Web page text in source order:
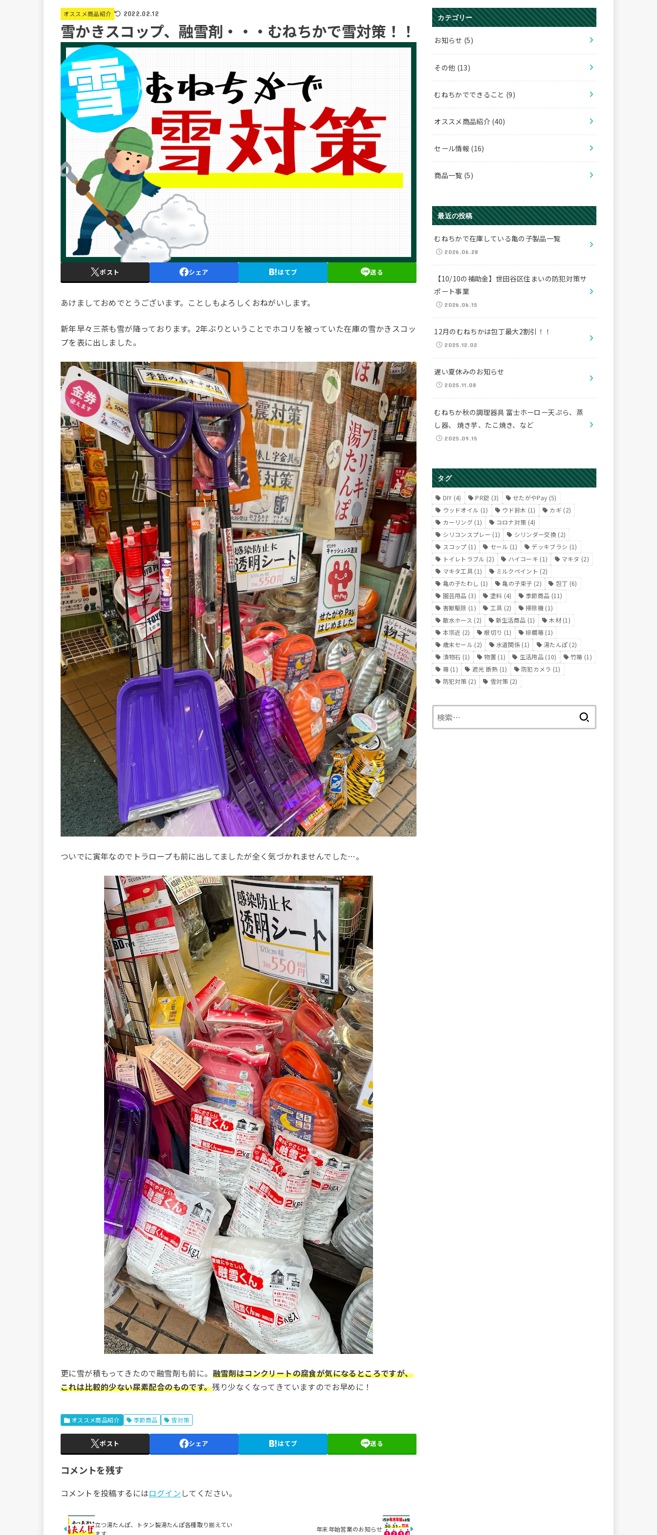
オススメ商品紹介 2022.02.12
雪かきスコップ、融雪剤・・・むねちかで雪対策！！
ポスト シェア はてブ 送る
あけましておめでとうございます。ことしもよろしくおねがいします。
新年早々三茶も雪が降っております。2年ぶりということでホコリを被っていた在庫の雪かきスコッ
プを表に出しました。
ついでに寅年なのでトラロープも前に出してましたが全く気づかれませんでした…。
更に雪が積もってきたので融雪剤も前に。 融雪剤はコンクリートの腐食が気になるところですが、
これは比較的少ない尿素配合のものです。残り少なくなってきていますのでお早めに！
オススメ商品紹介 季節商品 雪対策
ポスト シェア はてブ 送る
コメントを残す
コメントを投稿するにはログイン してください。
立つ湯たんぽ、トタン製湯たんぽ各種取り揃えてい
ます
年末年始営業のお知らせ
カテゴリー
お知らせ (5)
その他 (13)
むねちかでできること (9)
オススメ商品紹介 (40)
セール情報 (16)
商品一覧 (5)
最近の投稿
むねちかで在庫している亀の子製品一覧
2026.06.28
【10/10の補助金】世田谷区住まいの防犯対策サ
ポート事業
2026.06.15
12月のむねちかは包丁最大2割引！！
2025.12.02
遅い夏休みのお知らせ
2025.11.08
むねちか秋の調理器具 富士ホーロー天ぷら、蒸
し器、 焼き芋、たこ焼き、など
2025.09.15
タグ
DIY (4) PR錠 (3) せたがやPay (5)
ウッドオイル (1) ウド鈴木 (1) カギ (2)
カーリング (1) コロナ対策 (4)
シリコンスプレー (1) シリンダー交換(2)
スコップ (1) セール (1) デッキブラシ (1)
トイレトラブル (2) ハイコーキ (1) マキタ (2)
マキタ工具 (1) ミルクペイント (2)
亀の子たわし (1) 亀の子束子 (2) 包丁 (6)
園芸用品 (3) 塗料 (4) 季節商品 (11)
害獣駆除 (1) 工具 (2) 掃除機 (1)
散水ホース (2) 新生活商品 (1) 木材(1)
本宗近 (2) 根切り (1) 棕櫚箒 (1)
歳末セール (2) 水道関係 (1) 湯たんぽ (2)
漬物石 (1) 物置 (1) 生活用品 (10) 竹箒 (1)
箒(1) 遮光 断熱 (1) 防犯カメラ (1)
防犯対策 (2) 雪対策 (2)